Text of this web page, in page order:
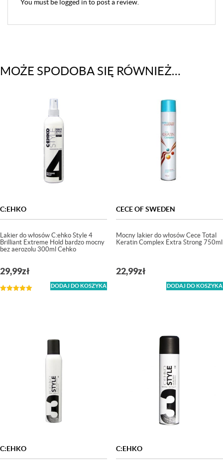
You must be logged in to post a review.
MOŻE SPODOBA SIĘ RÓWNIEŻ…
C:EHKO
Lakier do włosów C:ehko Style 4
Brilliant Extreme Hold bardzo mocny
bez aerozolu 300ml Cehko
29,99zł
DODAJ DO KOSZYKA
CECE OF SWEDEN
Mocny lakier do włosów Cece Total
Keratin Complex Extra Strong 750ml
22,99zł
DODAJ DO KOSZYKA
C:EHKO C:EHKO